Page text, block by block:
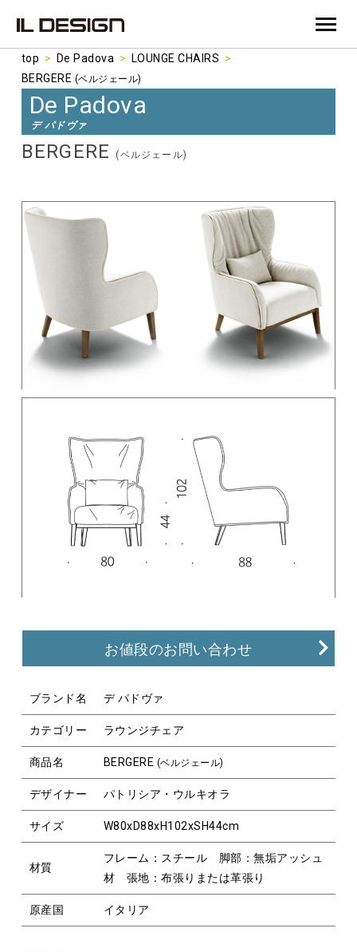
top > De Padova > LOUNGE CHAIRS >
BERGERE (ベルジェール)
De Padova
デ パドヴァ
BERGERE (ベルジェール)
お値段のお問い合わせ
ブランド名 デ パドヴァ
カテゴリー ラウンジチェア
商品名 BERGERE (ベルジェール)
デザイナー パトリシア・ウルキオラ
サイズ W80xD88xH102xSH44cm
材質
フレーム：スチール 脚部：無垢アッシュ
材 張地：布張りまたは革張り
原産国 イタリア